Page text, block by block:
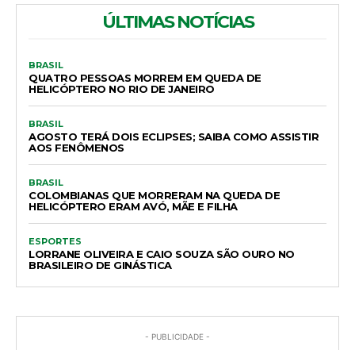
ÚLTIMAS NOTÍCIAS
BRASIL
QUATRO PESSOAS MORREM EM QUEDA DE
HELICÓPTERO NO RIO DE JANEIRO
BRASIL
AGOSTO TERÁ DOIS ECLIPSES; SAIBA COMO ASSISTIR
AOS FENÔMENOS
BRASIL
COLOMBIANAS QUE MORRERAM NA QUEDA DE
HELICÓPTERO ERAM AVÓ, MÃE E FILHA
ESPORTES
LORRANE OLIVEIRA E CAIO SOUZA SÃO OURO NO
BRASILEIRO DE GINÁSTICA
- PUBLICIDADE -